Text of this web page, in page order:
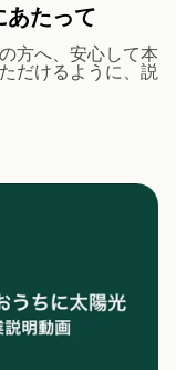
たって
方へ、安心して本
だけるように、説